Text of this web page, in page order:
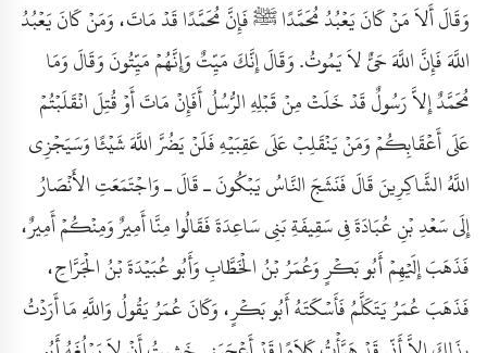
وَقَالَ أَلاَ مَنْ كَانَ يَعْبُدُ مُحَمَّدًا ﷺ فَإِنَّ مُحَمَّدًا قَدْ مَاتَ، وَمَنْ كَانَ يَعْبُدُ
اللَّهَ فَإِنَّ اللَّهَ حَىٌّ لاَ يَمُوتُ. وَقَالَ إِنَّكَ مَيِّتٌ وَإِنَّهُمْ مَيِّتُونَ وَقَالَ وَمَا
مُحَمَّدٌ إِلاَّ رَسُولٌ قَدْ خَلَتْ مِنْ قَبْلِهِ الرُّسُلُ أَفَإِنْ مَاتَ أَوْ قُتِلَ انْقَلَبْتُمْ
عَلَى أَعْقَابِكُمْ وَمَنْ يَنْقَلِبْ عَلَى عَقِبَيْهِ فَلَنْ يَضُرَّ اللَّهَ شَيْئًا وَسَيَجْزِي
اللَّهُ الشَّاكِرِينَ قَالَ فَنَشَجَ النَّاسُ يَبْكُونَ ـ قَالَ ـ وَاجْتَمَعَتِ الأَنْصَارُ
إِلَى سَعْدِ بْنِ عُبَادَةَ فِي سَقِيفَةِ بَنِي سَاعِدَةَ فَقَالُوا مِنَّا أَمِيرٌ وَمِنْكُمْ أَمِيرٌ،
فَذَهَبَ إِلَيْهِمْ أَبُو بَكْرٍ وَعُمَرُ بْنُ الْخَطَّابِ وَأَبُو عُبَيْدَةَ بْنُ الْجَرَّاحِ،
فَذَهَبَ عُمَرُ يَتَكَلَّمُ فَأَسْكَتَهُ أَبُو بَكْرٍ، وَكَانَ عُمَرُ يَقُولُ وَاللَّهِ مَا أَرَدْتُ